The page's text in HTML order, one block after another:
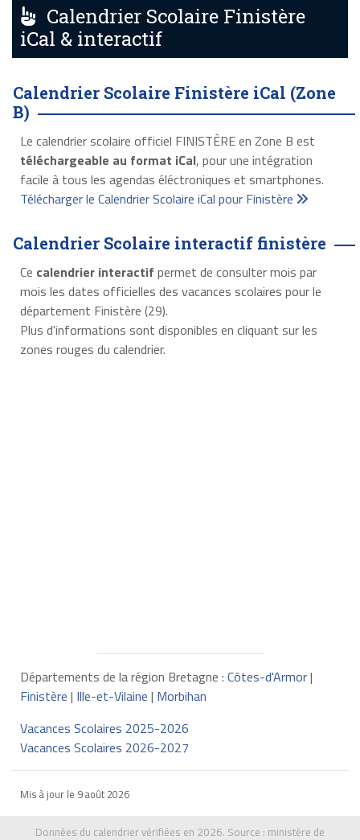
Calendrier Scolaire Finistère
iCal & interactif
Calendrier Scolaire Finistère iCal (Zone
B)
Le calendrier scolaire officiel FINISTÈRE en Zone B est
téléchargeable au format iCal, pour une intégration
facile à tous les agendas éléctroniques et smartphones.
Télécharger le Calendrier Scolaire iCal pour Finistère
Calendrier Scolaire interactif finistère
Ce calendrier interactif permet de consulter mois par
mois les dates officielles des vacances scolaires pour le
département Finistère (29).
Plus d'informations sont disponibles en cliquant sur les
zones rouges du calendrier.
Départements de la région Bretagne : Côtes-d'Armor|
Finistère | Ille-et-Vilaine | Morbihan
Vacances Scolaires 2025-2026
Vacances Scolaires 2026-2027
Mis à jour le 9 août 2026
Données du calendrier vérifiées en 2026. Source : ministère de